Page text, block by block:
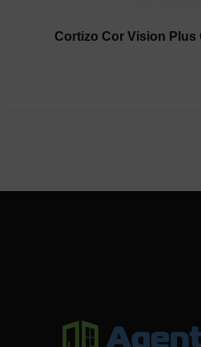
Cortizo Cor Vision Plus